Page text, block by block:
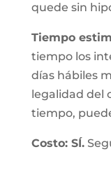
quede sin
Tiempo
tiempo los
días hábiles
legalidad del
tiempo,
Costo: SÍ.